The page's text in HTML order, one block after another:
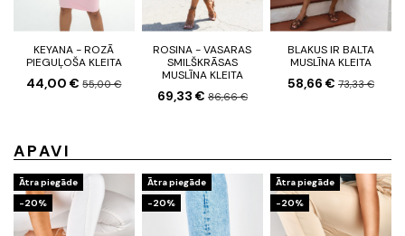
KEYANA - ROZĀ
PIEGUĻOŠA KLEITA
44,00 €55,00 €
ROSINA - VASARAS
SMILŠKRĀSAS
MUSLĪNA KLEITA
69,33 € 86,66 €
BLAKUS IR BALTA
MUSLĪNA KLEITA
58,66 € 73,33 €
APAVI
Ātra piegāde
-20%
Ātra piegāde
-20%
Ātra piegāde
-20%